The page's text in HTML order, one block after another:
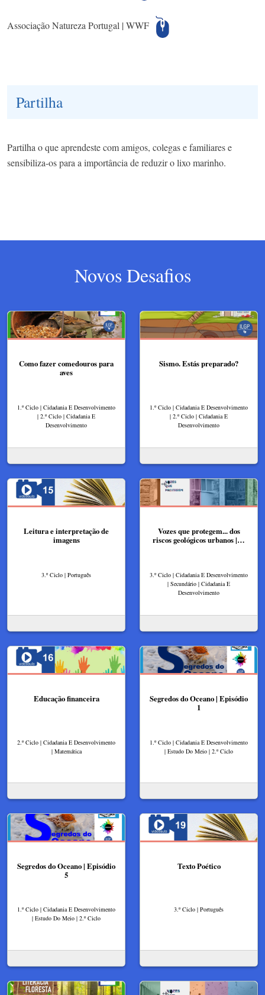
Associação Natureza Portugal | WWF
Partilha
Partilha o que aprendeste com amigos, colegas e familiares e
sensibiliza-os para a importância de reduzir o lixo marinho.
Novos Desafios
Como fazer comedouros para
aves
1.º Ciclo | Cidadania E Desenvolvimento
| 2.º Ciclo | Cidadania E
Desenvolvimento
Sismo. Estás preparado?
1.º Ciclo | Cidadania E Desenvolvimento
| 2.º Ciclo | Cidadania E
Desenvolvimento
Leitura e interpretação de
imagens
3.º Ciclo | Português
Vozes que protegem... dos
riscos geológicos urbanos |…
3.º Ciclo | Cidadania E Desenvolvimento
| Secundário | Cidadania E
Desenvolvimento
Educação financeira
2.º Ciclo | Cidadania E Desenvolvimento
| Matemática
Segredos do Oceano | Episódio
1
1.º Ciclo | Cidadania E Desenvolvimento
| Estudo Do Meio | 2.º Ciclo
Segredos do Oceano | Episódio
5
1.º Ciclo | Cidadania E Desenvolvimento
| Estudo Do Meio | 2.º Ciclo
Texto Poético
3.º Ciclo | Português